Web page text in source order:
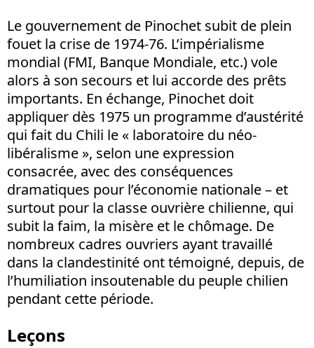
Le gouvernement de Pinochet subit de plein
fouet la crise de 1974-76. L’impérialisme
mondial (FMI, Banque Mondiale, etc.) vole
alors à son secours et lui accorde des prêts
importants. En échange, Pinochet doit
appliquer dès 1975 un programme d’austérité
qui fait du Chili le « laboratoire du néo-
libéralisme », selon une expression
consacrée, avec des conséquences
dramatiques pour l’économie nationale – et
surtout pour la classe ouvrière chilienne, qui
subit la faim, la misère et le chômage. De
nombreux cadres ouvriers ayant travaillé
dans la clandestinité ont témoigné, depuis, de
l’humiliation insoutenable du peuple chilien
pendant cette période.
Leçons